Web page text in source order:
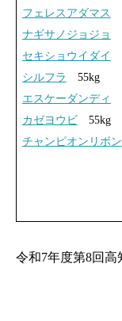
フェレスアダマス
ナギサノジョジョ
セキショウイダイ
シルフラ
55kg
エスケーダンディ
カゼヨウビ55kg
チャンピオンリボン
令和7年度第8回高